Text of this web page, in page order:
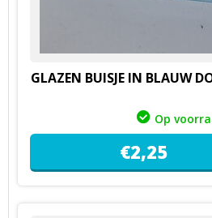
GLAZEN BUISJE IN BLAUW
Op
€2,25